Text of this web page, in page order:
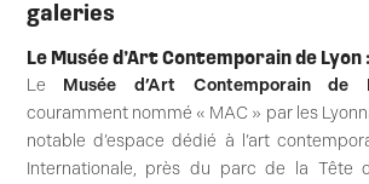
galeries
Le Musée d’Art Contemporain de Lyon
Le Musée d’Art Contemporain de
couramment nommé « MAC » par les
notable d’espace dédié à l’art
Internationale, près du parc de la Tête